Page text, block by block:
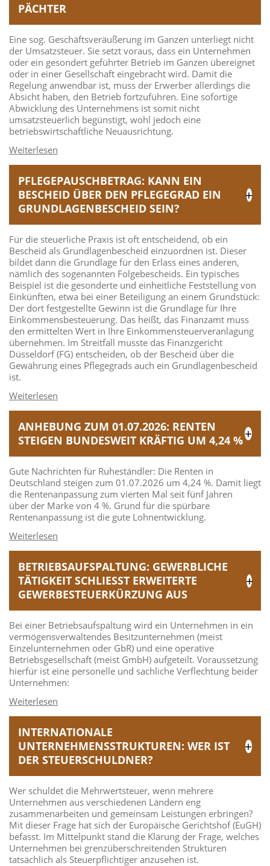
CHTER
Eine sog. Geschäftsveräußerung im Ganzen unterliegt nicht
der Umsatzsteuer. Sie setzt voraus, dass ein Unternehmen
oder ein gesondert geführter Betrieb im Ganzen übereignet
oder in einer Gesellschaft eingebracht wird. Damit die
Regelung anwendbar ist, muss der Erwerber allerdings die
Absicht haben, den Betrieb fortzuführen. Eine sofortige
Abwicklung des Unternehmens ist somit nicht
umsatzsteuerlich begünstigt, wohl jedoch eine
betriebswirtschaftliche Neuausrichtung.
PFLEGEPAUSCHBETRAG: KANN EIN
BESCHEID ÜBER DEN PFLEGEGRAD EIN
GRUNDLAGENBESCHEID SEIN?
Für die steuerliche Praxis ist oft entscheidend, ob ein
Bescheid als Grundlagenbescheid einzuordnen ist. Dieser
bildet dann die Grundlage für den Erlass eines anderen,
nämlich des sogenannten Folgebescheids. Ein typisches
Beispiel ist die gesonderte und einheitliche Feststellung von
Einkünften, etwa bei einer Beteiligung an einem Grundstück:
Der dort festgestellte Gewinn ist die Grundlage für Ihre
Einkommensbesteuerung. Das heißt, das Finanzamt muss
den ermittelten Wert in Ihre Einkommensteuerveranlagung
übernehmen. Im Streitfall musste das Finanzgericht
Düsseldorf (FG) entscheiden, ob der Bescheid über die
Gewährung eines Pflegegrads auch ein Grundlagenbescheid
ist.
ANHEBUNG ZUM 01.07.2026: RENTEN
STEIGEN BUNDESWEIT KRÄFTIG UM 4,24 %
Gute Nachrichten für Ruheständler: Die Renten in
Deutschland steigen zum 01.07.2026 um 4,24 %. Damit liegt
die Rentenanpassung zum vierten Mal seit fünf Jahren
über der Marke von 4 %. Grund für die spürbare
Rentenanpassung ist die gute Lohnentwicklung.
BETRIEBSAUFSPALTUNG: GEWERBLICHE
TÄTIGKEIT SCHLIESST ERWEITERTE G
EWERBESTEUERKÜRZUNG AUS
Bei einer Betriebsaufspaltung wird ein Unternehmen in ein
vermögensverwaltendes Besitzunternehmen (meist
Einzelunternehmen oder GbR) und eine operative
Betriebsgesellschaft (meist GmbH) aufgeteilt. Voraussetzung
hierfür ist eine personelle und sachliche Verflechtung beider
Unternehmen:
INTERNATIONALE
UNTERNEHMENSSTRUKTUREN: WER IST
DER STEUERSCHULDNER?
Wer schuldet die Mehrwertsteuer, wenn mehrere
Unternehmen aus verschiedenen Ländern eng
zusammenarbeiten und gemeinsam Leistungen erbringen?
Mit dieser Frage hat sich der Europäische Gerichtshof (EuGH)
befasst. Im Mittelpunkt stand die Klärung der Frage, welches
Unternehmen bei grenzüberschreitenden Strukturen
tatsächlich als Steuerpflichtiger anzusehen ist.